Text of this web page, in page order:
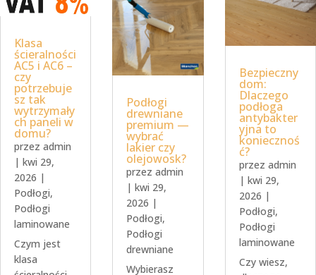
Klasa
ścieralności
AC5 i AC6 –
czy
potrzebuje
sz tak
wytrzymały
ch paneli w
domu?
przez admin
| kwi 29,
2026 |
Podłogi,
Podłogi
laminowane
Czym jest
klasa
Podłogi
drewniane
premium —
wybrać
lakier czy
olejowosk?
przezadmin
|kwi 29,
2026 |
Podłogi,
Podłogi
drewniane
Wybierasz
Bezpieczny
dom:
Dlaczego
podłoga
antybakter
yjna to
koniecznoś
ć?
przez admin
| kwi 29,
2026 |
Podłogi,
Podłogi
laminowane
Czy wiesz,